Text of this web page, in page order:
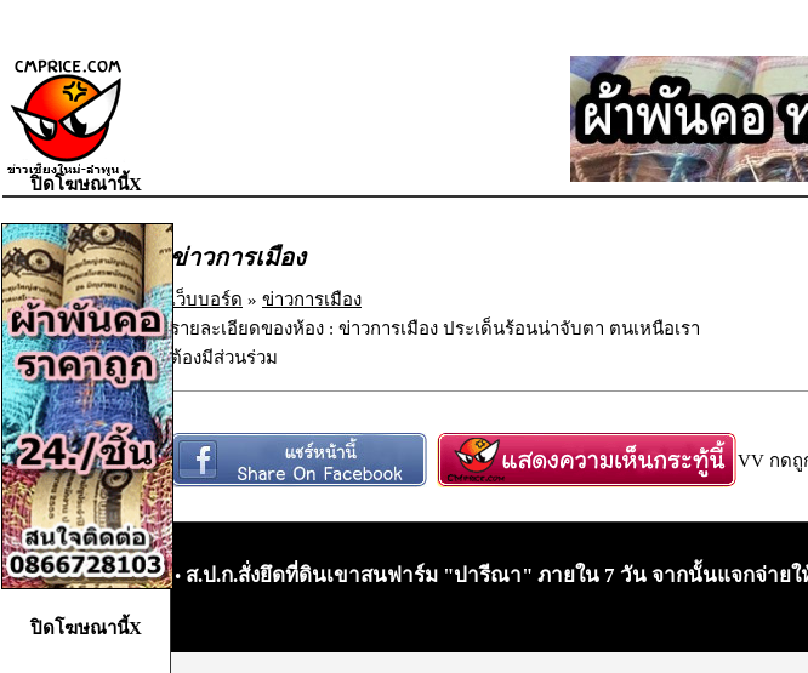
ข่าวการเมือง
เว็บบอร์ด » ข่าวการเมือง
รายละเอียดของห้อง : ข่าวการเมือง ประเด็นร้อนน่าจับตา ตนเหนือเรา
ต้องมีส่วนร่วม
VV กดถู
• ส.ป.ก.สั่งยึดที่ดินเขาสนฟาร์ม "ปารีณา" ภายใน 7 วัน จากนั้นแจกจ่ายใ
ปิดโฆษณานี้X
ปิดโฆษณานี้X